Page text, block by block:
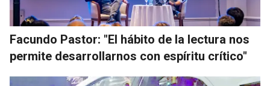
Facundo Pastor: "El hábito de la lectura nos
permite desarrollarnos con espíritu crítico"